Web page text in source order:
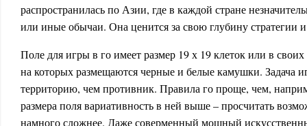
распространилась по Азии, где в каждой стране
или иные обычаи. Она ценится за свою глубину стратегии
Поле для игры в го имеет размер 19 х 19 клеток или в
на которых размещаются черные и белые камушки. Задача
территорию, чем противник. Правила го проще, чем,
размера поля вариативность в ней выше – просчитать
намного сложнее. Даже соверменный мощный